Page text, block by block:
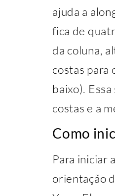
ajuda a
fica de
da coluna,
costas para
baixo).
costas e a
Como
Para iniciar
orientação